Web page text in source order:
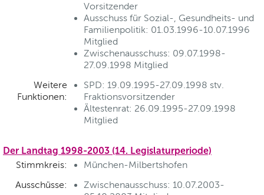
Vorsitzender
Ausschuss für Sozial-, Gesundheits- und
Familienpolitik: 01.03.1996-10.07.1996
Mitglied
Zwischenausschuss: 09.07.1998-
27.09.1998 Mitglied
Weitere
Funktionen:
SPD: 19.09.1995-27.09.1998 stv.
Fraktionsvorsitzender
Ältestenrat: 26.09.1995-27.09.1998
Mitglied
Der Landtag 1998-2003 (14. Legislaturperiode)
Stimmkreis:
München-Milbertshofen
Ausschüsse:
Zwischenausschuss: 10.07.2003-